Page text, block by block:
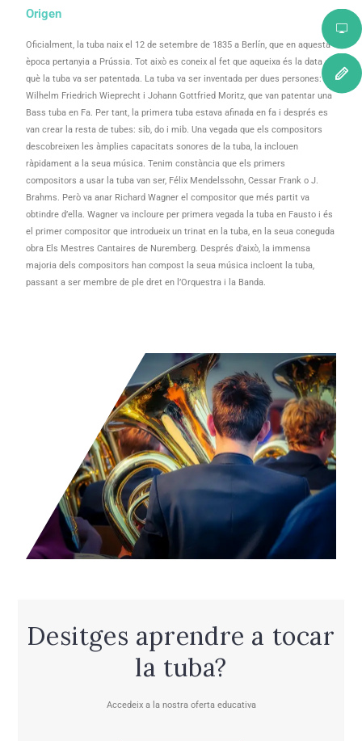
Origen
Oficialment, la tuba naix el 12 de setembre de 1835 a Berlín, que en aquesta
època pertanyia a Prússia. Tot això es coneix al fet que aqueixa és la data en
què la tuba va ser patentada. La tuba va ser inventada per dues persones:
Wilhelm Friedrich Wieprecht i Johann Gottfried Moritz, que van patentar una
Bass tuba en Fa. Per tant, la primera tuba estava afinada en fa i després es
van crear la resta de tubes: sib, do i mib. Una vegada que els compositors
descobreixen les àmplies capacitats sonores de la tuba, la inclouen
ràpidament a la seua música. Tenim constància que els primers
compositors a usar la tuba van ser, Félix Mendelssohn, Cessar Frank o J.
Brahms. Però va anar Richard Wagner el compositor que més partit va
obtindre d’ella. Wagner va incloure per primera vegada la tuba en Fausto i és
el primer compositor que introdueix un trinat en la tuba, en la seua coneguda
obra Els Mestres Cantaires de Nuremberg. Després d’això, la immensa
majoria dels compositors han compost la seua música incloent la tuba,
passant a ser membre de ple dret en l’Orquestra i la Banda.
Desitges aprendre a tocar
la tuba?
Accedeix a la nostra oferta educativa